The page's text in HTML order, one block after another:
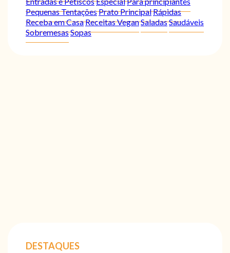
Pequenas TentaçõesPrato PrincipalRápidas
Receba em CasaReceitas VeganSaladasSaudáveis
SobremesasSopas
DESTAQUES